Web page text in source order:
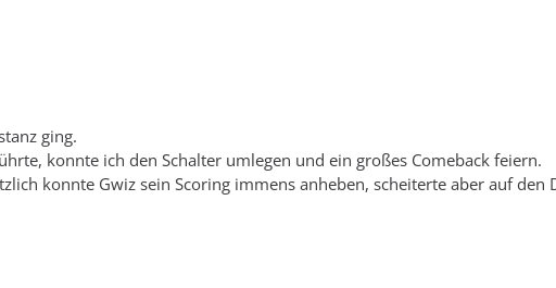
ging.
konnte ich den Schalter umlegen und ein großes Comeback feiern.
konnte Gwiz sein Scoring immens anheben, scheiterte aber auf den